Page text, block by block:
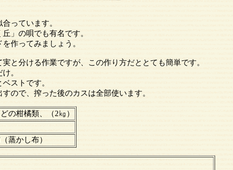
っています。
」の唄でも有名です。
作ってみましょう。
と分ける作業ですが、この作り方だととても簡単です。
。
ストです。
ので、搾った後のカスは全部使います。
の柑橘類、（2㎏）
蒸かし布）